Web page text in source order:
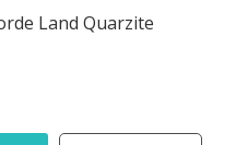
Land Quarzite